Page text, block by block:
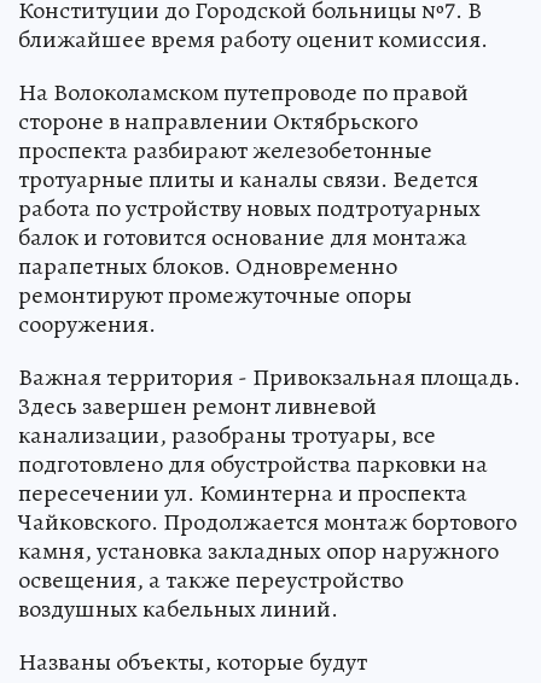
Конституции до Городской больницы №7. В
ближайшее время работу оценит комиссия.
На Волоколамском путепроводе по правой
стороне в направлении Октябрьского
проспекта разбирают железобетонные
тротуарные плиты и каналы связи. Ведется
работа по устройству новых подтротуарных
балок и готовится основание для монтажа
парапетных блоков. Одновременно
ремонтируют промежуточные опоры
сооружения.
Важная территория - Привокзальная площадь.
Здесь завершен ремонт ливневой
канализации, разобраны тротуары, все
подготовлено для обустройства парковки на
пересечении ул. Коминтерна и проспекта
Чайковского. Продолжается монтаж бортового
камня, установка закладных опор наружного
освещения, а также переустройство
воздушных кабельных линий.
Названы объекты, которые будут